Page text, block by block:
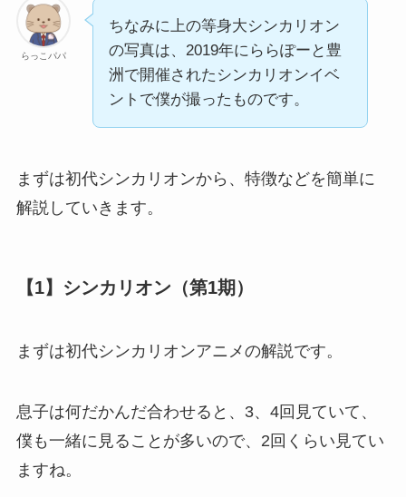
らっこパパ
ちなみに上の等身大シンカリオン
の写真は、2019年にららぽーと豊
洲で開催されたシンカリオンイベ
ントで僕が撮ったものです。
まずは初代シンカリオンから、特徴などを簡単に
解説していきます。
【1】シンカリオン（第1期）
まずは初代シンカリオンアニメの解説です。
息子は何だかんだ合わせると、3、4回見ていて、
僕も一緒に見ることが多いので、2回くらい見てい
ますね。